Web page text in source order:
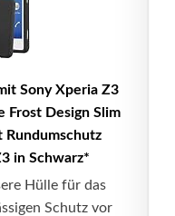
Sony Xperia Z3
Frost Design Slim
Rundumschutz
in Schwarz*
Hülle für das
Schutz vor